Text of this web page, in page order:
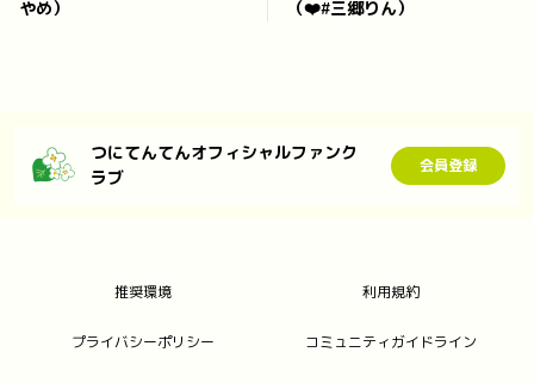
やめ）
（❤️#三郷りん）
つにてんてんオフィシャルファンク
ラブ
会員登録
推奨環境 利用規約
プライバシーポリシー コミュニティガイドライン